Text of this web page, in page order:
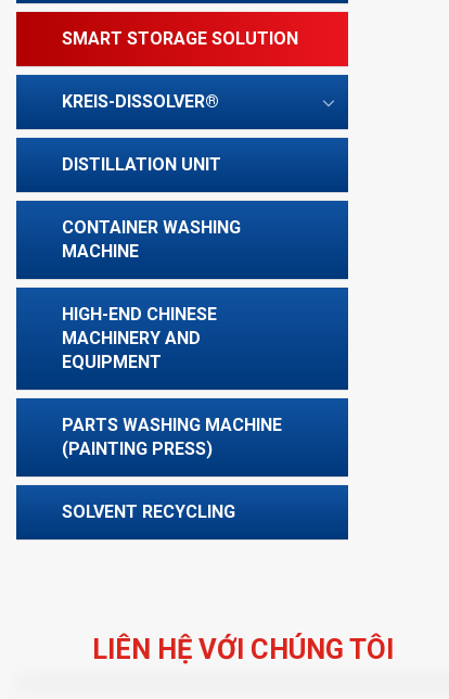
SMART STORAGE SOLUTION
KREIS-DISSOLVER®
DISTILLATION UNIT
CONTAINER WASHING
MACHINE
HIGH-END CHINESE
MACHINERY AND
EQUIPMENT
PARTS WASHING MACHINE
(PAINTING PRESS)
SOLVENT RECYCLING
LIÊN HỆ VỚI CHÚNG TÔI